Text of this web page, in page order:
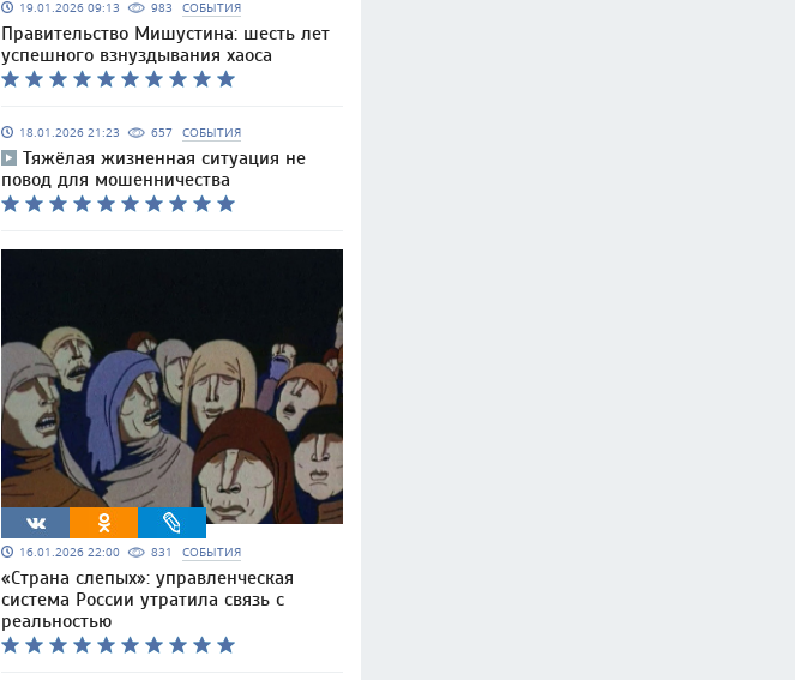
19.01.2026 09:13 983 СОБЫТИЯ
Правительство Мишустина: шесть лет
успешного взнуздывания хаоса
18.01.2026 21:23 657 СОБЫТИЯ
Тяжёлая жизненная ситуация не
повод для мошенничества
16.01.2026 22:00 831 СОБЫТИЯ
«Страна слепых»: управленческая
система России утратила связь с
реальностью